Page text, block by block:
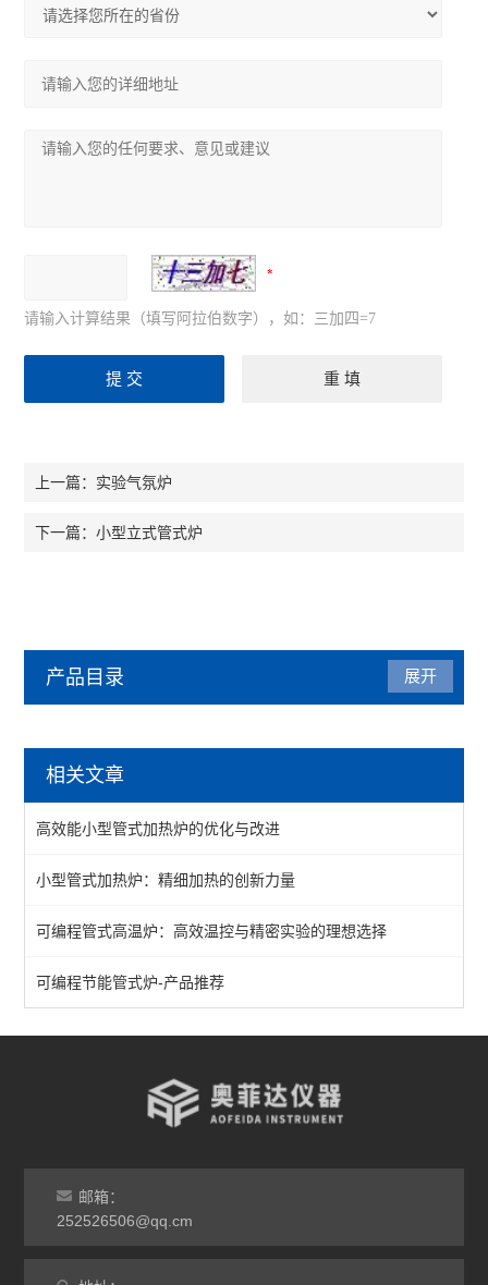
请输入计算结果（填写阿拉伯数字），如：三加四=7
上一篇： 实验气氛炉
下一篇：小型立式管式炉
产品目录
管式气氛炉
1200℃管式炉
1400℃管式炉
1700℃管式炉
立式多温区管式炉
查看全部 >>
展开
相关文章
高效能小型管式加热炉的优化与改进
小型管式加热炉：精细加热的创新力量
可编程管式高温炉：高效温控与精密实验的理想选择
可编程节能管式炉-产品推荐
邮箱：
252526506@qq.cm